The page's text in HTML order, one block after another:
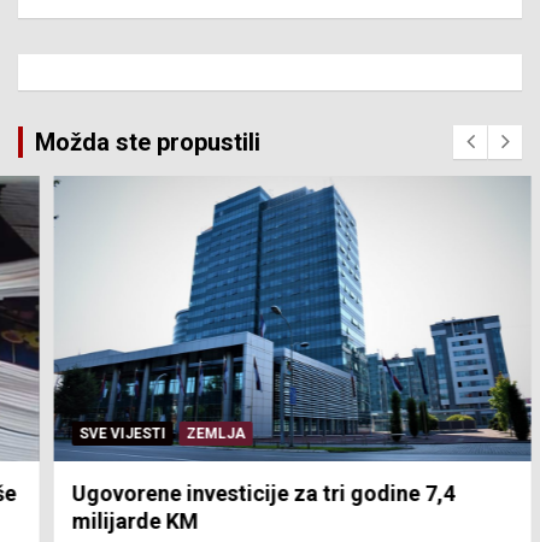
Možda ste propustili
SVE VIJESTI ZEMLJA
Ugovorene investicije za tri godine 7,4
milijarde KM